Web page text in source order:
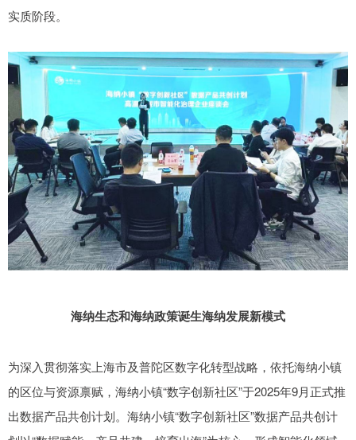
实质阶段。
海纳生态和海纳政策诞生海纳发展新模式
为深入贯彻落实上海市及普陀区数字化转型战略，依托海纳小镇
的区位与资源禀赋，海纳小镇“数字创新社区”于2025年9月正式推
出数据产品共创计划。海纳小镇“数字创新社区”数据产品共创计